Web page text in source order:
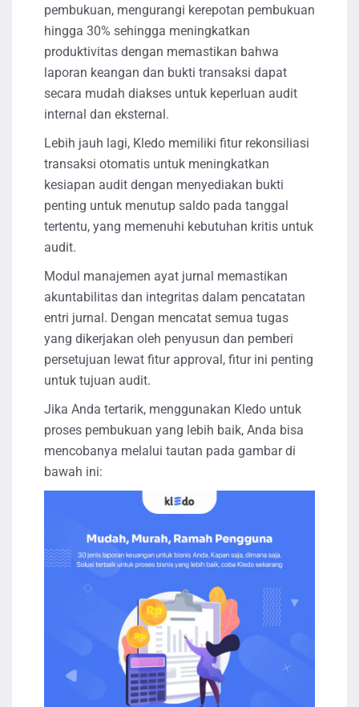
pembukuan, mengurangi kerepotan pembukuan
hingga 30% sehingga meningkatkan
produktivitas dengan memastikan bahwa
laporan keangan dan bukti transaksi dapat
secara mudah diakses untuk keperluan audit
internal dan eksternal.
Lebih jauh lagi, Kledo memiliki fitur rekonsiliasi
transaksi otomatis untuk meningkatkan
kesiapan audit dengan menyediakan bukti
penting untuk menutup saldo pada tanggal
tertentu, yang memenuhi kebutuhan kritis untuk
audit.
Modul manajemen ayat jurnal memastikan
akuntabilitas dan integritas dalam pencatatan
entri jurnal. Dengan mencatat semua tugas
yang dikerjakan oleh penyusun dan pemberi
persetujuan lewat fitur approval, fitur ini penting
untuk tujuan audit.
Jika Anda tertarik, menggunakan Kledo untuk
proses pembukuan yang lebih baik, Anda bisa
mencobanya melalui tautan pada gambar di
bawah ini: